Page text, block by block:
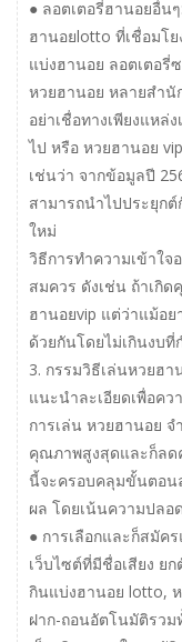
● ลอตเตอรี่ฮานอยอื่น
ฮานอยlotto ที่เชื่อมโ
แบ่งฮานอย ลอตเตอรี่
หวยฮานอย หลายสํานั
อย่าเชื่อทางเพียงแหล่
ไป หรือ หวยฮานอย
เช่นว่า จากข้อมูลปี
สามารถนำไปประยุก
ใหม่
วิธีการทำความเข้าใ
สมควร ดังเช่น ถ้าเกิด
ฮานอยvip แต่ว่าแม้อย
ด้วยกันโดยไม่เกินงบที่
3. กรรมวิธีเล่นหวยฮ
แนะนำละเอียดเพื่อคว
การเล่น หวยฮานอย จ
คุณภาพสูงสุดและก็ลด
นี้จะครอบคลุมขั้นตอน
ผล โดยเน้นความปลอ
● การเลือกและก็สมัค
เว็บไซต์ที่มีชื่อเสียง ย
กินแบ่งฮานอย lotto,
ฝาก-ถอนอัตโนมัติรวม